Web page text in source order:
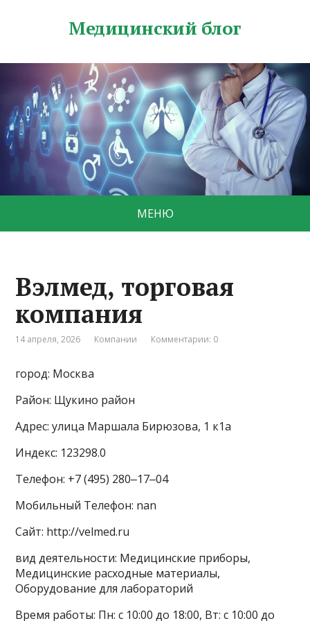
Медицинский блог
МЕНЮ
Вэлмед, торговая
компания
14 апреля, 2026 Компании Комментарии: 0
город: Москва
Район: Щукино район
Адрес: улица Маршала Бирюзова, 1 к1а
Индекс: 123298.0
Телефон: +7 (495) 280‒17‒04
Мобильный Телефон: nan
Сайт: http://velmed.ru
вид деятельности: Медицинские приборы,
Медицинские расходные материалы,
Оборудование для лабораторий
Время работы: Пн: с 10:00 до 18:00, Вт: с 10:00 до